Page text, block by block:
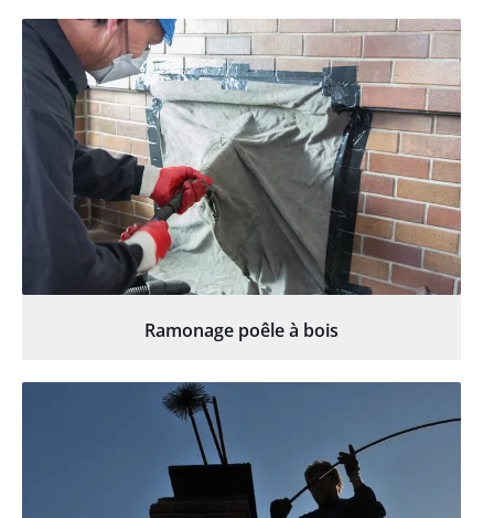
Ramonage poêle à bois